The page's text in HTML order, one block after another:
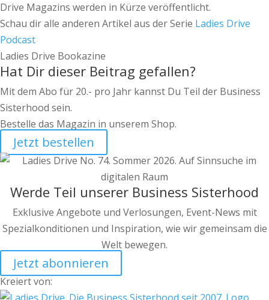
Drive Magazins werden in Kürze veröffentlicht.
Schau dir alle anderen Artikel aus der Serie Ladies Drive
Podcast
Ladies Drive Bookazine
Hat Dir dieser Beitrag gefallen?
Mit dem Abo für 20.- pro Jahr kannst Du Teil der Business
Sisterhood sein.
Bestelle das Magazin in unserem Shop.
Jetzt bestellen
Werde Teil unserer Business Sisterhood
Exklusive Angebote und Verlosungen, Event-News mit
Spezialkonditionen und Inspiration, wie wir gemeinsam die
Welt bewegen.
Jetzt abonnieren
Kreiert von: